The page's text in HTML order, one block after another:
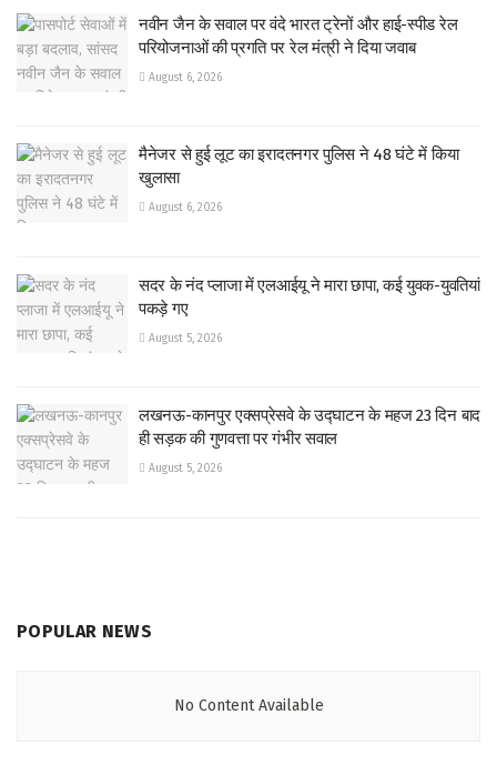
नवीन जैन के सवाल पर वंदे भारत ट्रेनों और हाई-स्पीड रेल
परियोजनाओं की प्रगति पर रेल मंत्री ने दिया जवाब
August 6, 2026
मैनेजर से हुई लूट का इरादतनगर पुलिस ने 48 घंटे में किया
खुलासा
August 6, 2026
सदर के नंद प्लाजा में एलआईयू ने मारा छापा, कई युवक-युवतियां
पकड़े गए
August 5, 2026
लखनऊ-कानपुर एक्सप्रेसवे के उद्घाटन के महज 23 दिन बाद
ही सड़क की गुणवत्ता पर गंभीर सवाल
August 5, 2026
POPULAR NEWS
No Content Available